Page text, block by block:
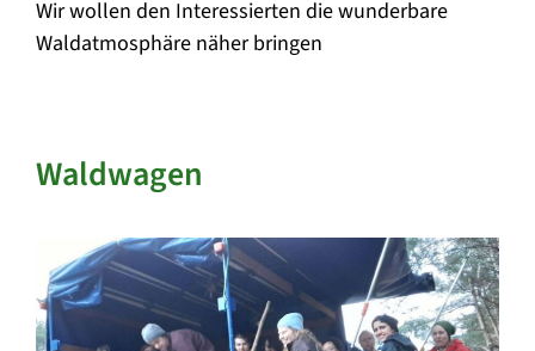
Wir wollen den Interessierten die wunderbare
Waldatmosphäre näher bringen
Waldwagen